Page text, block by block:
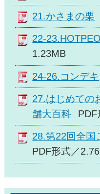
21.かさまの栗
22-
1.23MB
24-26.コンデキ
27.はじめての
舗大百科
PDF
28.第22回全国
PDF形式／